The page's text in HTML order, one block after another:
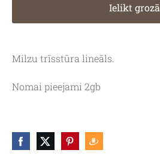
Ielikt grozā
Milzu trīsstūra lineāls.
Nomai pieejami 2gb